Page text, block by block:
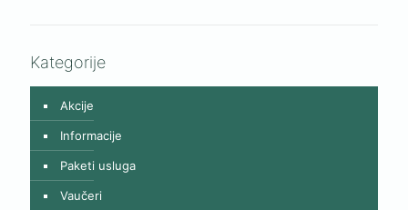
Kategorije
Akcije
Informacije
Paketi usluga
Vaučeri